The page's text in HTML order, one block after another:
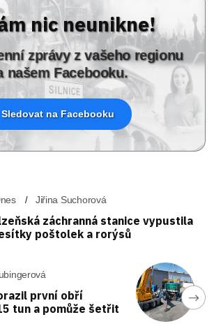
nic neunikne!
zprávy z vašeho regionu
našem Facebooku.
Sledovat na Facebooku
Jiřina Suchorová
záchranná stanice vypustila
poštolek a rorýsů
první obří
tun a pomůže šetřit